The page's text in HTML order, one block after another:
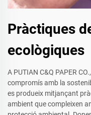
Pràctiques
ecològiques
A PUTIAN C&Q PAPER
compromís amb la
es produeix mitjançant
ambient que compleixen